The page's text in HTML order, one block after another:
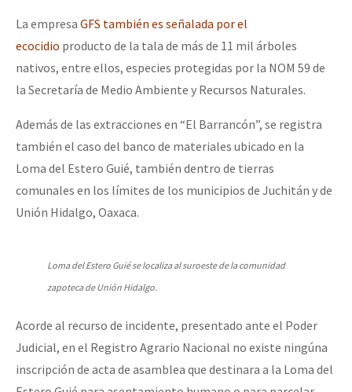
La empresa GFS también es señalada por el
ecocidio producto de la tala de más de 11 mil árboles
nativos, entre ellos, especies protegidas por la NOM 59 de
la Secretaría de Medio Ambiente y Recursos Naturales.
Además de las extracciones en “El Barrancón”, se registra
también el caso del banco de materiales ubicado en la
Loma del Estero Guié, también dentro de tierras
comunales en los límites de los municipios de Juchitán y de
Unión Hidalgo, Oaxaca.
Loma del Estero Guié se localiza al suroeste de la comunidad
zapoteca de Unión Hidalgo.
Acorde al recurso de incidente, presentado ante el Poder
Judicial, en el Registro Agrario Nacional no existe ningúna
inscripción de acta de asamblea que destinara a la Loma del